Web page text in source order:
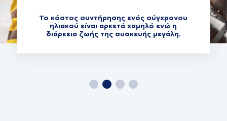
Το κόστος συντήρησης ενός σύγχρονου
ηλιακού είναι αρκετά χαμηλό ενώ η
διάρκεια ζωής της συσκευής μεγάλη.